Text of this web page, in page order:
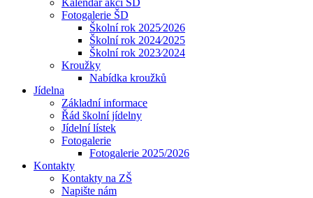
Kalendář akcí ŠD
Fotogalerie ŠD
Školní rok 2025⁄2026
Školní rok 2024⁄2025
Školní rok 2023⁄2024
Kroužky
Nabídka kroužků
Jídelna
Základní informace
Řád školní jídelny
Jídelní lístek
Fotogalerie
Fotogalerie 2025/2026
Kontakty
Kontakty na ZŠ
Napište nám